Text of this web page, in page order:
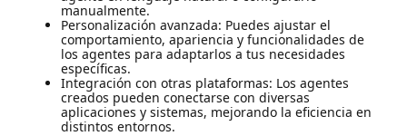
manualmente.
Personalización avanzada: Puedes ajustar el
comportamiento, apariencia y funcionalidades de
los agentes para adaptarlos a tus necesidades
específicas.
Integración con otras plataformas: Los agentes
creados pueden conectarse con diversas
aplicaciones y sistemas, mejorando la eficiencia en
distintos entornos.